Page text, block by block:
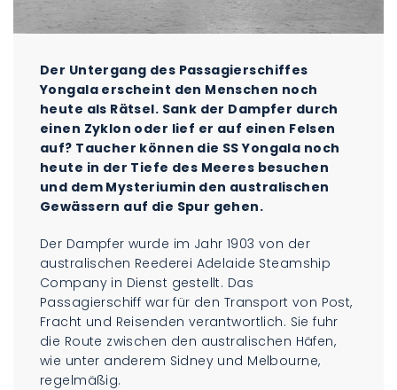
Der Untergang des Passagierschiffes
Yongala erscheint den Menschen noch
heute als Rätsel. Sank der Dampfer durch
einen Zyklon oder lief er auf einen Felsen
auf? Taucher können die SS Yongala noch
heute in der Tiefe des Meeres besuchen
und dem Mysteriumin den australischen
Gewässern auf die Spur gehen.
Der Dampfer wurde im Jahr 1903 von der
australischen Reederei Adelaide Steamship
Company in Dienst gestellt. Das
Passagierschiff war für den Transport von Post,
Fracht und Reisenden verantwortlich. Sie fuhr
die Route zwischen den australischen Häfen,
wie unter anderem Sidney und Melbourne,
regelmäßig.